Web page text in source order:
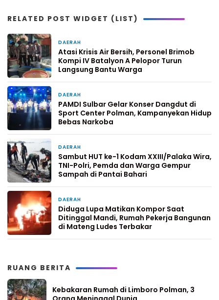
RELATED POST WIDGET (LIST)
DAERAH
Atasi Krisis Air Bersih, Personel Brimob
Kompi IV Batalyon A Pelopor Turun
Langsung Bantu Warga
DAERAH
PAMDI Sulbar Gelar Konser Dangdut di
Sport Center Polman, Kampanyekan Hidup
Bebas Narkoba
DAERAH
Sambut HUT ke-1 Kodam XXIII/Palaka Wira,
TNI-Polri, Pemda dan Warga Gempur
Sampah di Pantai Bahari
DAERAH
Diduga Lupa Matikan Kompor Saat
Ditinggal Mandi, Rumah Pekerja Bangunan
di Mateng Ludes Terbakar
RUANG BERITA
Kebakaran Rumah di Limboro Polman, 3